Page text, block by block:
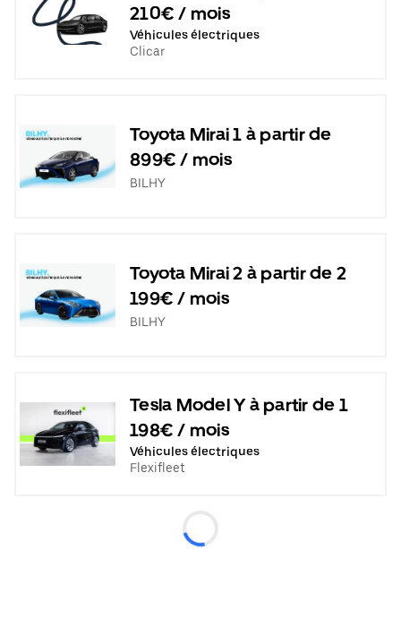
210€ / mois
Véhicules électriques
Clicar
Toyota Mirai 1 à partir de
899€ / mois
BILHY
Toyota Mirai 2 à partir de 2
199€ / mois
BILHY
Tesla Model Y à partir de 1
198€ / mois
Véhicules électriques
Flexifleet